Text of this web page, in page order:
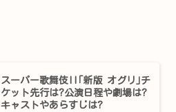
スーパー歌舞伎II｢新版 オグリ｣チ
ケット先行は?公演日程や劇場は?
キャストやあらすじは?